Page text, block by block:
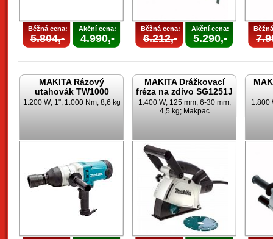
Běžná cena:
5.804,-
Akční cena:
4.990,-
Běžná cena:
6.212,-
Akční cena:
5.290,-
MAKITA Rázový
utahovák TW1000
1.200 W; 1"; 1.000 Nm; 8,6 kg
MAKITA Drážkovací
fréza na zdivo SG1251J
1.400 W; 125 mm; 6-30 mm;
4,5 kg; Makpac
1.800